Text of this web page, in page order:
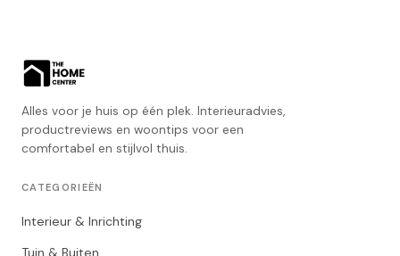
Alles voor je huis op één plek. Interieuradvies,
productreviews en woontips voor een
comfortabel en stijlvol thuis.
CATEGORIEËN
Interieur & Inrichting
Tuin & Buiten